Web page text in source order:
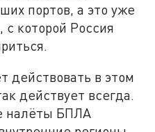
портов, а это уже
с которой Россия
действовать в этом
действует всегда.
налёты БПЛА